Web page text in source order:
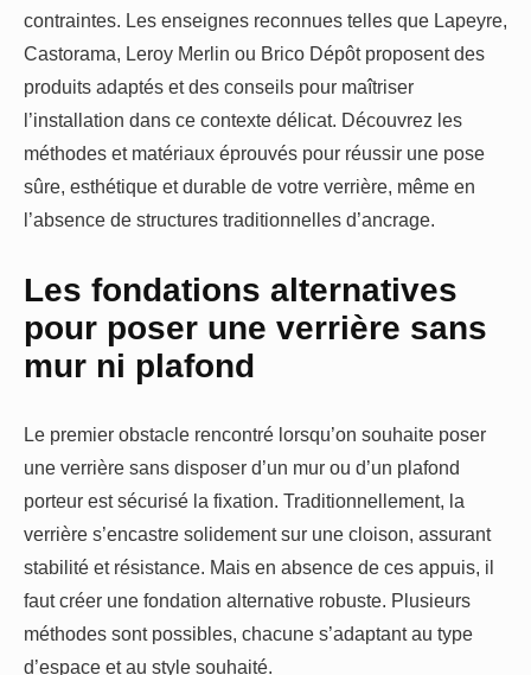
contraintes. Les enseignes reconnues telles que Lapeyre,
Castorama, Leroy Merlin ou Brico Dépôt proposent des
produits adaptés et des conseils pour maîtriser
l’installation dans ce contexte délicat. Découvrez les
méthodes et matériaux éprouvés pour réussir une pose
sûre, esthétique et durable de votre verrière, même en
l’absence de structures traditionnelles d’ancrage.
Les fondations alternatives
pour poser une verrière sans
mur ni plafond
Le premier obstacle rencontré lorsqu’on souhaite poser
une verrière sans disposer d’un mur ou d’un plafond
porteur est sécurisé la fixation. Traditionnellement, la
verrière s’encastre solidement sur une cloison, assurant
stabilité et résistance. Mais en absence de ces appuis, il
faut créer une fondation alternative robuste. Plusieurs
méthodes sont possibles, chacune s’adaptant au type
d’espace et au style souhaité.